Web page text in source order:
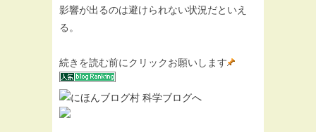
影響が出るのは避けられない状況だといえ
る。
続きを読む前にクリックお願いします